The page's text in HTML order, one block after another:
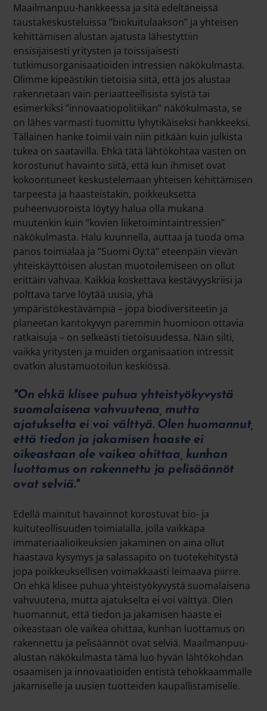
Maailmanpuu-hankkeessa ja sitä edeltäneissä
taustakeskusteluissa ”biokuitulaakson” ja yhteisen
kehittämisen alustan ajatusta lähestyttiin
ensisijaisesti yritysten ja toissijaisesti
tutkimusorganisaatioiden intressien näkökulmasta.
Olimme kipeästikin tietoisia siitä, että jos alustaa
rakennetaan vain periaatteellisista syistä tai
esimerkiksi ”innovaatiopolitiikan” näkökulmasta, se
on lähes varmasti tuomittu lyhytikäiseksi hankkeeksi.
Tällainen hanke toimii vain niin pitkään kuin julkista
tukea on saatavilla. Ehkä tätä lähtökohtaa vasten on
korostunut havainto siitä, että kun ihmiset ovat
kokoontuneet keskustelemaan yhteisen kehittämisen
tarpeesta ja haasteistakin, poikkeuksetta
puheenvuoroista löytyy halua olla mukana
muutenkin kuin ”kovien liiketoimintaintressien”
näkökulmasta. Halu kuunnella, auttaa ja tuoda oma
panos toimialaa ja ”Suomi Oy:tä” eteenpäin vievän
yhteiskäyttöisen alustan muotoilemiseen on ollut
erittäin vahvaa. Kaikkia koskettava kestävyyskriisi ja
polttava tarve löytää uusia, yhä
ympäristökestävämpiä – jopa biodiversiteetin ja
planeetan kantokyvyn paremmin huomioon ottavia
ratkaisuja – on selkeästi tietoisuudessa. Näin silti,
vaikka yritysten ja muiden organisaation intressit
ovatkin alustamuotoilun keskiössä.
"On ehkä klisee puhua yhteistyökyvystä
suomalaisena vahvuutena, mutta
ajatukselta ei voi välttyä. Olen huomannut,
että tiedon ja jakamisen haaste ei
oikeastaan ole vaikea ohittaa, kunhan
luottamus on rakennettu ja pelisäännöt
ovat selviä."
Edellä mainitut havainnot korostuvat bio- ja
kuituteollisuuden toimialalla, jolla vaikkapa
immateriaalioikeuksien jakaminen on aina ollut
haastava kysymys ja salassapito on tuotekehitystä
jopa poikkeuksellisen voimakkaasti leimaava piirre.
On ehkä klisee puhua yhteistyökyvystä suomalaisena
vahvuutena, mutta ajatukselta ei voi välttyä. Olen
huomannut, että tiedon ja jakamisen haaste ei
oikeastaan ole vaikea ohittaa, kunhan luottamus on
rakennettu ja pelisäännöt ovat selviä. Maailmanpuu-
alustan näkökulmasta tämä luo hyvän lähtökohdan
osaamisen ja innovaatioiden entistä tehokkaammalle
jakamiselle ja uusien tuotteiden kaupallistamiselle.